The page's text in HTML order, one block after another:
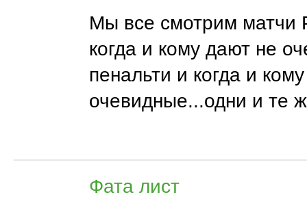
Мы все смотрим матчи
когда и кому дают не
пенальти и когда и
очевидные...одни и те
Фата лист